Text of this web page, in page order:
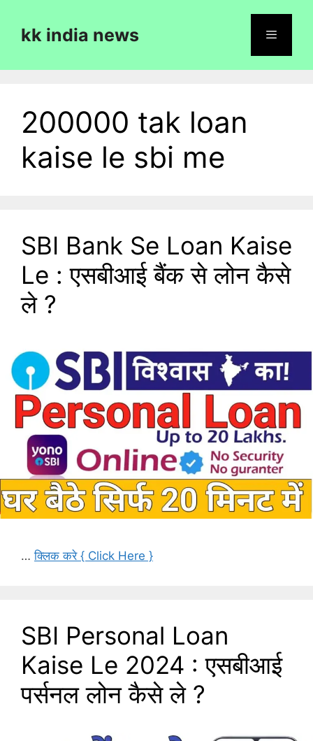
contentkk india news
200000 tak loan
kaise le sbi me
SBI Bank Se Loan Kaise
Le : एसबीआई बैंक से लोन कैसे
ले ?
…क्लिक करे { Click Here }
SBI Personal Loan
Kaise Le 2024 : एसबीआई
पर्सनल लोन कैसे ले ?